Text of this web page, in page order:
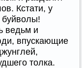
Кстати, у
ведьм и
впускающие
толка.